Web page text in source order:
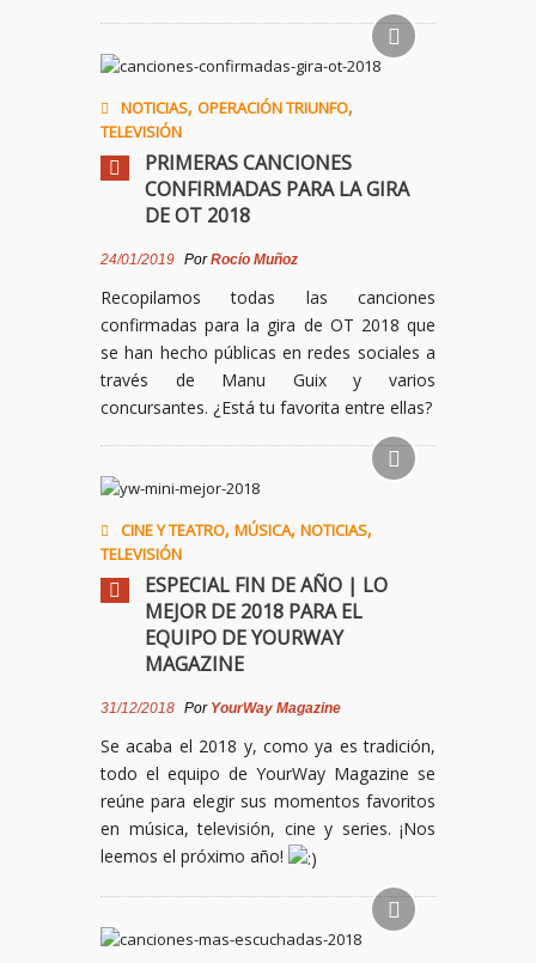
NOTICIAS, OPERACIÓN TRIUNFO,
TELEVISIÓN
PRIMERAS CANCIONES
CONFIRMADAS PARA LA GIRA
DE OT 2018
24/01/2019 PorRocío Muñoz
Recopilamos todas las canciones
confirmadas para la gira de OT 2018 que
se han hecho públicas en redes sociales a
través de Manu Guix y varios
concursantes. ¿Está tu favorita entre ellas?
CINE Y TEATRO, MÚSICA, NOTICIAS,
TELEVISIÓN
ESPECIAL FIN DE AÑO | LO
MEJOR DE 2018 PARA EL
EQUIPO DE YOURWAY
MAGAZINE
31/12/2018 Por YourWay Magazine
Se acaba el 2018 y, como ya es tradición,
todo el equipo de YourWay Magazine se
reúne para elegir sus momentos favoritos
en música, televisión, cine y series. ¡Nos
leemos el próximo año!